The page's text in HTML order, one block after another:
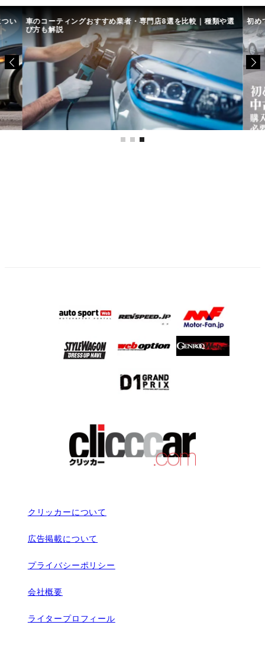
い 車のコーティングおすすめ業者・専門店8選を比較｜種類や選
び方も解説
初め
クリッカーについて
広告掲載について
プライバシーポリシー
会社概要
ライタープロフィール